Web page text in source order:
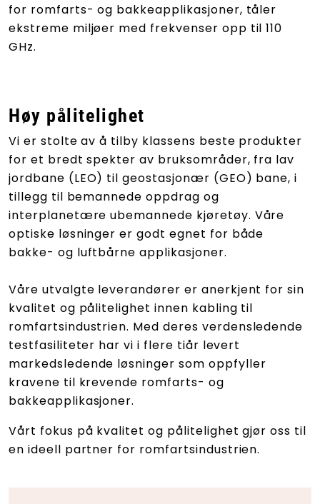
for romfarts- og bakkeapplikasjoner, tåler
ekstreme miljøer med frekvenser opp til 110
GHz.
Høy pålitelighet
Vi er stolte av å tilby klassens beste produkter
for et bredt spekter av bruksområder, fra lav
jordbane (LEO) til geostasjonær (GEO) bane, i
tillegg til bemannede oppdrag og
interplanetære ubemannede kjøretøy. Våre
optiske løsninger er godt egnet for både
bakke- og luftbårne applikasjoner.
Våre utvalgte leverandører er anerkjent for sin
kvalitet og pålitelighet innen kabling til
romfartsindustrien. Med deres verdensledende
testfasiliteter har vi i flere tiår levert
markedsledende løsninger som oppfyller
kravene til krevende romfarts- og
bakkeapplikasjoner.
Vårt fokus på kvalitet og pålitelighet gjør oss til
en ideell partner for romfartsindustrien.